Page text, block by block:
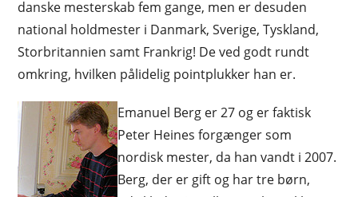
danske mesterskab fem gange, men er desuden
national holdmester i Danmark, Sverige, Tyskland,
Storbritannien samt Frankrig! De ved godt rundt
omkring, hvilken pålidelig pointplukker han er.
Emanuel Berg er 27 og er faktisk
Peter Heines forgænger som
nordisk mester, da han vandt i 2007.
Berg, der er gift og har tre børn,